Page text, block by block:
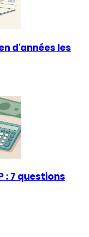
d'années les
: 7 questions